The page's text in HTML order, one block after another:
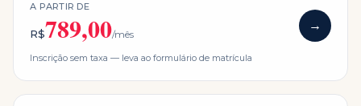
A PARTIR DE
R$789,00/mês
→
Inscrição sem taxa — leva ao formulário de matrícula